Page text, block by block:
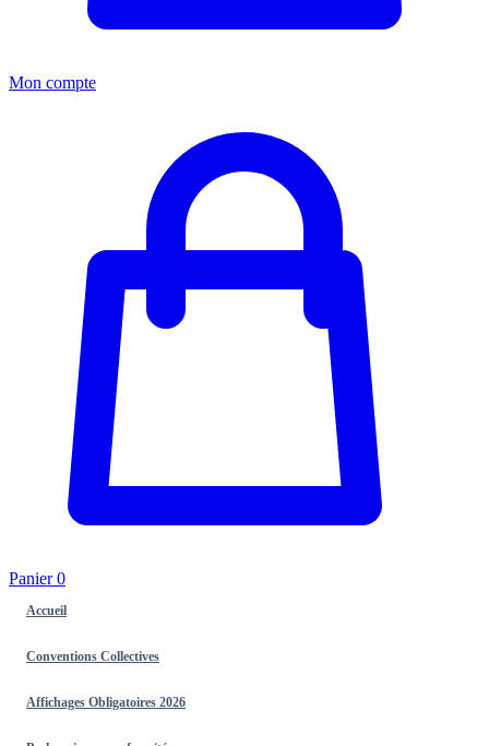
Mon compte
Panier0
Accueil
Conventions Collectives
Affichages Obligatoires 2026